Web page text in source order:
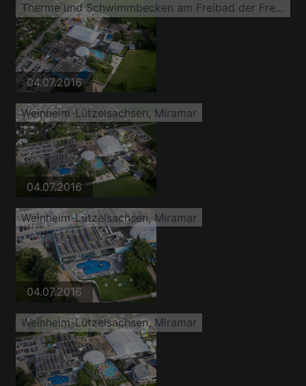
Therme und Schwimmbecken am Freibad der Freizeiteinrichtung MIRAMAR Erlebnisbad, Salz & Kristall Therme und Saunaparadies
04.07.2016
Weinheim-Lützelsachsen, Miramar
04.07.2016
Weinheim-Lützelsachsen, Miramar
04.07.2016
Weinheim-Lützelsachsen, Miramar